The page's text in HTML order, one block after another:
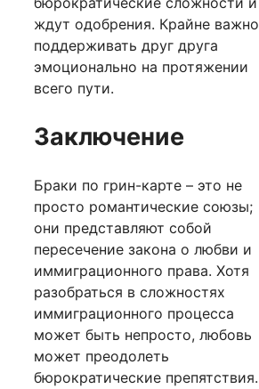
ждут одобрения. Крайне важно
поддерживать друг друга
эмоционально на протяжении
всего пути.
Заключение
Браки по грин-карте – это не
просто романтические союзы;
они представляют собой
пересечение закона о любви и
иммиграционного права. Хотя
разобраться в сложностях
иммиграционного процесса
может быть непросто, любовь
может преодолеть
бюрократические препятствия.